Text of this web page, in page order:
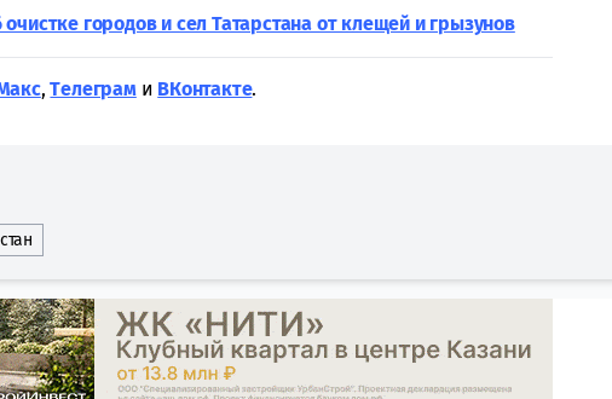
городов и сел Татарстана от клещей и грызунов
,Tелеграми ВКонтакте.